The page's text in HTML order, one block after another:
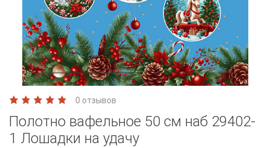
0 отзывов
Полотно вафельное 50 см наб 29402-
1 Лошадки на удачу